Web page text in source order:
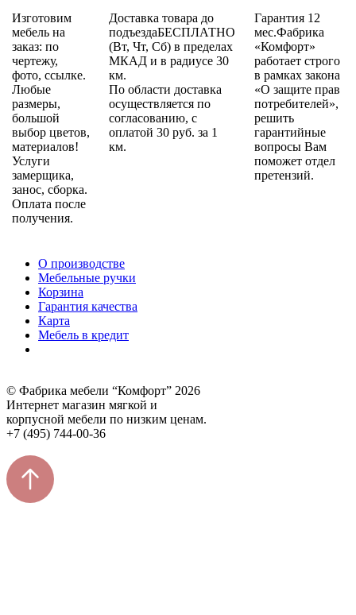
Изготовим
мебель на
заказ: по
чертежу,
фото, ссылке.
Любые
размеры,
большой
выбор цветов,
материалов!
Услуги
замерщика,
занос, сборка.
Оплата после
получения.
Доставка товара до
подъездаБЕСПЛАТНО
(Вт, Чт, Сб) в пределах
МКАД и в радиусе 30
км.
По области доставка
осуществляется по
согласованию, с
оплатой 30 руб. за 1
км.
Гарантия 12
мес.Фабрика
«Комфорт»
работает строго
в рамках закона
«О защите прав
потребителей»,
решить
гарантийные
вопросы Вам
поможет отдел
претензий.
О производстве
Мебельные ручки
Корзина
Гарантия качества
Карта
Мебель в кредит
© Фабрика мебели “Комфорт” 2026
Интернет магазин мягкой и
корпусной мебели по низким ценам.
+7 (495) 744-00-36